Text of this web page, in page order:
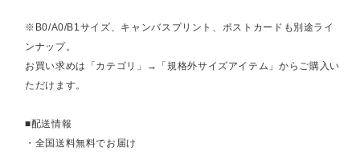
※B0/A0/B1サイズ、キャンバスプリント、ポストカードも別途ライ
ンナップ。
お買い求めは「カテゴリ」→「規格外サイズアイテム」からご購入い
ただけます。
■配送情報
・全国送料無料でお届け